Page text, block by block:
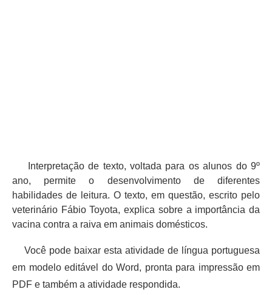
Interpretação de texto, voltada para os alunos do 9º
ano, permite o desenvolvimento de diferentes
habilidades de leitura. O texto, em questão, escrito pelo
veterinário Fábio Toyota, explica sobre a importância da
vacina contra a raiva em animais domésticos.
Você pode baixar esta atividade de língua portuguesa
em modelo editável do Word, pronta para impressão em
PDF e também a atividade respondida.